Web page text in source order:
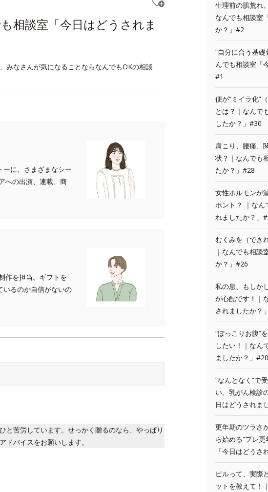
相談室「今日はどうされま
みなさんが気になることならなんでもOKの相談
ーに、さまざまなシー
への出演、連載、商
作を担当。ギフトを
いるのか自信がないの
と苦労しています。せっかく贈るのなら、やっぱり
バイスをお願いします。
生理前の肌荒れ
なんでも相談室
か？」#2
“自分に合う基
んでも相談室「
#1
便が“ミイラ化”
とは？｜なんで
したか？」#30
肩こり、腰痛、
状？｜なんでも
たか？」#28
女性ホルモンが
ホント？ ｜なん
れましたか？」
むくみを（でき
｜なんでも相談
か？」#26
私の息、もしか
が心配です！｜
されましたか？
“ぽっこりお腹”
したい！｜なん
ましたか？」#20
“なんとなく”で
い、乳がん検診
日はどうされま
更年期のツラさ
ら始める“プレ
「今日はどう
ピルって、実際
ットを教えて！